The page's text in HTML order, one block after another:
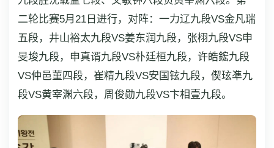
二轮比赛5月21日进行，对阵：一力辽九段VS金凡瑞
五段，井山裕太九段VS姜东润九段，张栩九段VS申
旻埈九段，申真谞九段VS朴廷桓九段，许皓鋐九段
VS仲邑菫四段，崔精九段VS安国铉九段，偰玹凖九
段VS黄宰渊六段，周俊勋九段VS卞相壹九段。